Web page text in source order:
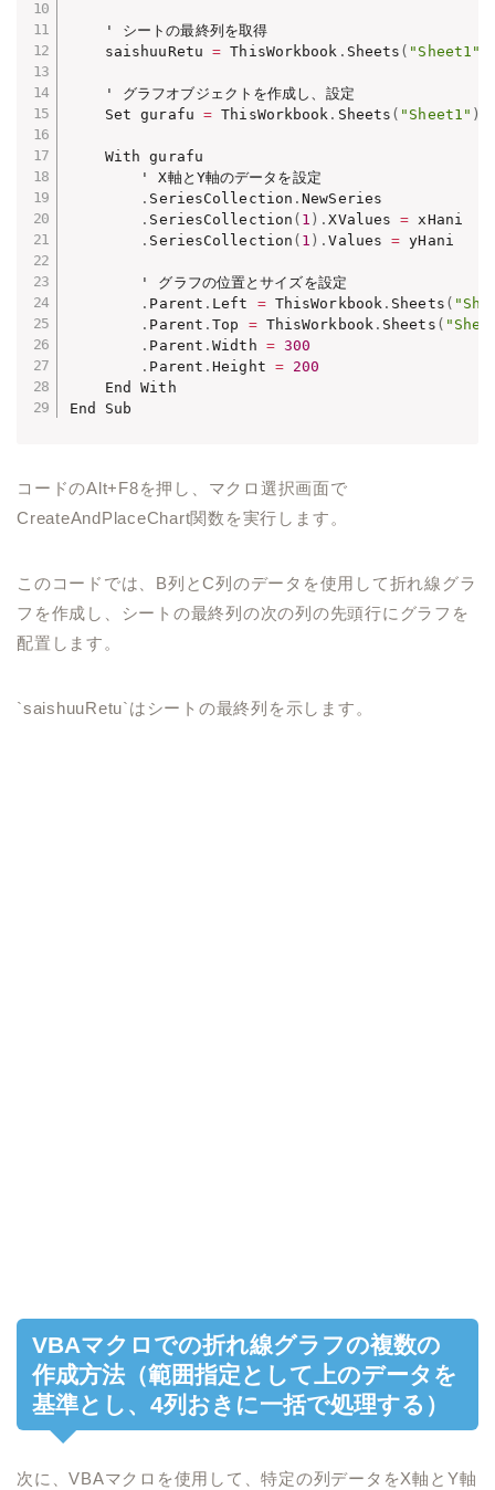
    ' シートの最終列を取得
    saishuuRetu
= ThisWorkbook . Sheets ( "Sheet1"
    ' グラフオブジェクトを作成し、設定
    Set gurafu
= ThisWorkbook . Sheets ( "Sheet1" )
    With gurafu
        ' X軸とY軸のデータを設定
. SeriesCollection .NewSeries
. SeriesCollection ( 1 ) .XValues = xHani
. SeriesCollection ( 1 ) .Values = yHani
        ' グラフの位置とサイズを設定
. Parent . Left = ThisWorkbook . Sheets (
. Parent .Top = ThisWorkbook . Sheets (
. Parent .Width = 300
. Parent .Height =
200
    End With
コードのAlt+F8を押し、マクロ選択画面で
CreateAndPlaceChart関数を実行します。
このコードでは、B列とC列のデータを使用して折れ線グラ
フを作成し、シートの最終列の次の列の先頭行にグラフを
配置します。
`saishuuRetu`はシートの最終列を示します。
VBAマクロでの折れ線グラフの複数の
作成方法（範囲指定として上のデータを
基準とし、4列おきに一括で処理する）
次に、VBAマクロを使用して、特定の列データをX軸とY軸